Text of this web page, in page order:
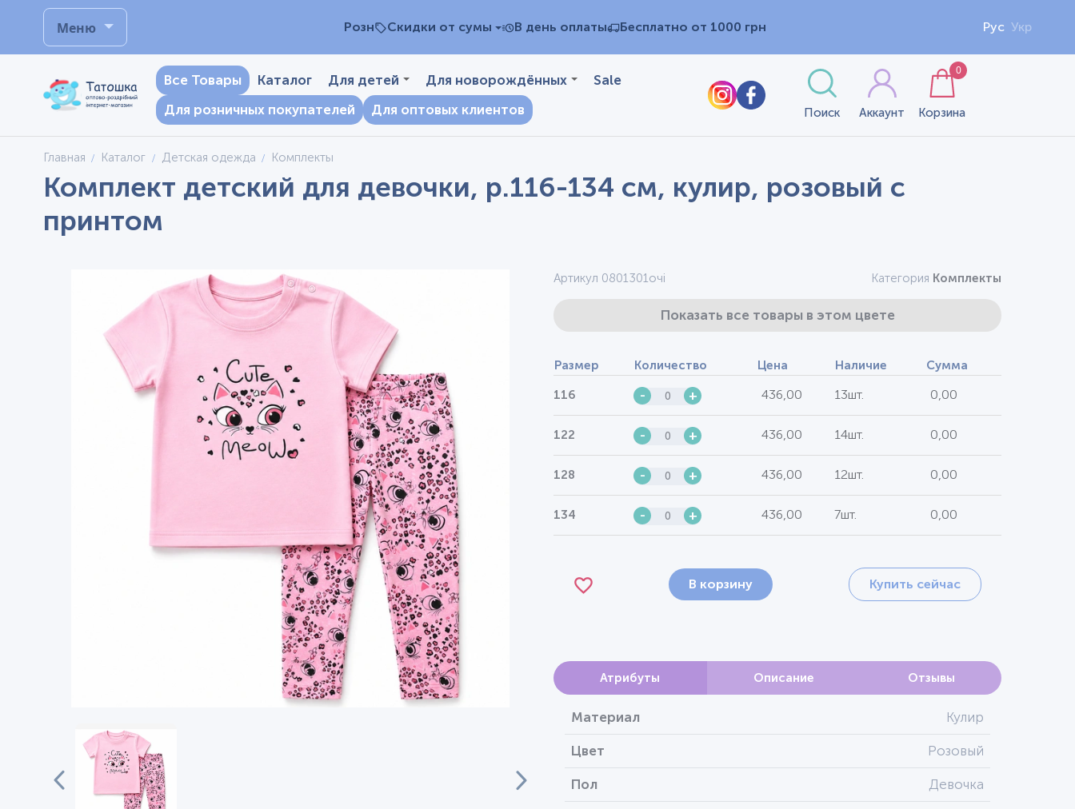
Меню Розн Скидки от сумы В день оплаты Бесплатно от 1000 грн Рус Укр
Все Товары Каталог Для детей Для новорождённых
Sale
Для розничных покупателей
Для оптовых клиентов Поиск Аккаунт Корзина
0
Главная Каталог Детская одежда Комплекты
Комплект детский для девочки, р.116-134 см, кулир, розовый с
принтом
Артикул 0801301очі Категория Комплекты
Показать все товары в этом цвете
Размер Количество Цена Наличие Сумма
116 - + 436,00 13шт. 0,00
122 - + 436,00 14шт. 0,00
128 - + 436,00 12шт. 0,00
134 - + 436,00 7шт. 0,00
В корзину Купить сейчас
Атрибуты Описание Отзывы
Материал Кулир
Цвет Розовый
Пол Девочка